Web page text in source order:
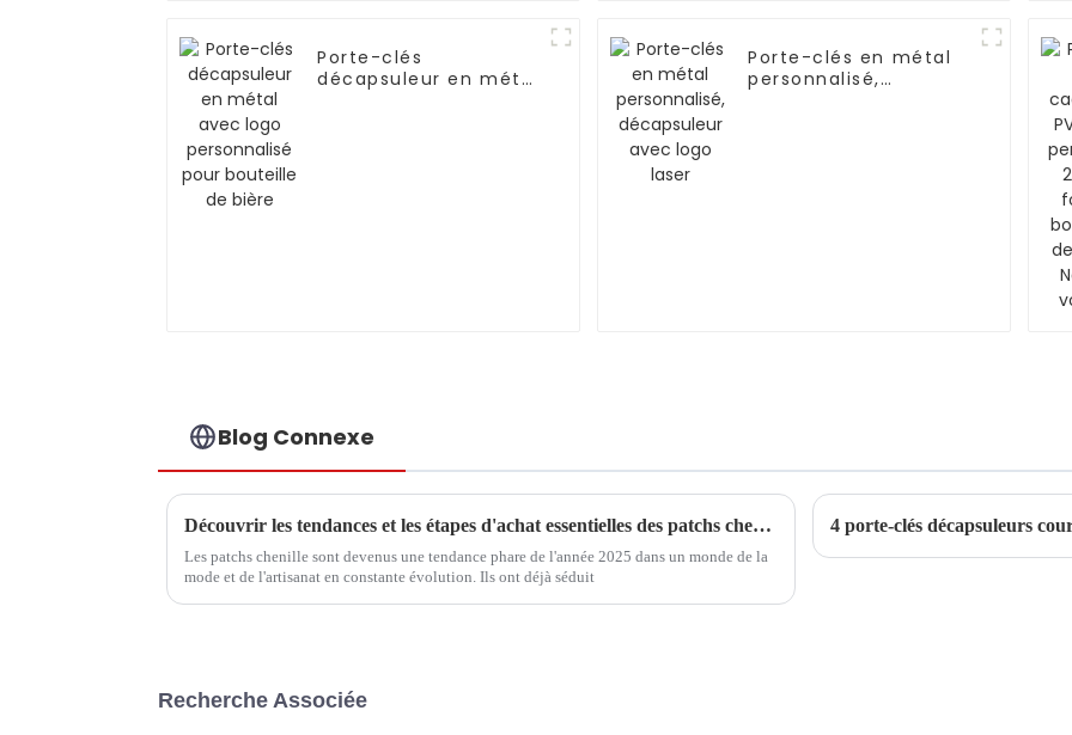
Porte-clés
décapsuleur en métal
Porte-clés en métal
personnalisé,
Blog Connexe
Découvrir les tendances et les étapes d'achat essentielles des patchs chenille en 2025
Les patchs chenille sont devenus une tendance phare de l'année 2025 dans un monde de la
mode et de l'artisanat en constante évolution. Ils ont déjà séduit
4 porte-clés décapsuleurs
Recherche Associée